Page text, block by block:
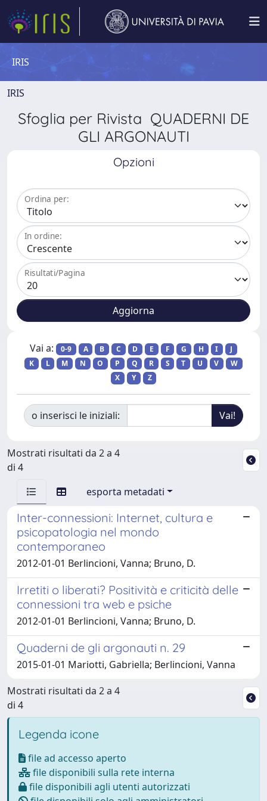
IRIS
IRIS
Sfoglia per Rivista QUADERNI DE
GLI ARGONAUTI
Opzioni
Ordina per:
In ordine:
Risultati/Pagina
Vai a: 0-9 A B C D E F G H I
J
K
L M N O P Q R S T U V
W
X
Y Z
o inserisci le iniziali:
Mostrati risultati da 2 a 4
di 4
esporta metadati
Inter-connessioni: Internet, cultura e
psicopatologia nel mondo
contemporaneo
2012-01-01 Berlincioni, Vanna; Bruno, D.
Irretiti o liberati? Positività e criticità delle
connessioni tra web e psiche
2012-01-01 Berlincioni, Vanna; Bruno, D.
Quaderni de gli argonauti n. 29
2015-01-01 Mariotti, Gabriella; Berlincioni, Vanna
Mostrati risultati da 2 a 4
di 4
Legenda icone
file ad accesso aperto
file disponibili sulla rete interna
file disponibili agli utenti autorizzati